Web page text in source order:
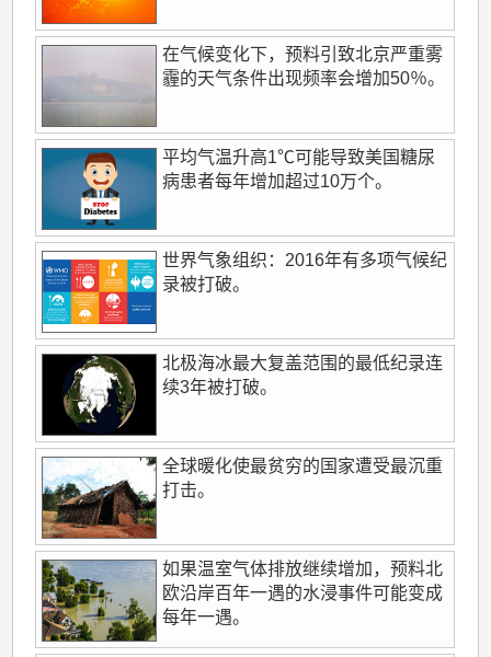
在气候变化下，预料引致北京严重雾
霾的天气条件出现频率会增加50％。
平均气温升高1℃可能导致美国糖尿
病患者每年增加超过10万个。
世界气象组织：2016年有多项气候纪
录被打破。
北极海冰最大复盖范围的最低纪录连
续3年被打破。
全球暖化使最贫穷的国家遭受最沉重
打击。
如果温室气体排放继续增加，预料北
欧沿岸百年一遇的水浸事件可能变成
每年一遇。